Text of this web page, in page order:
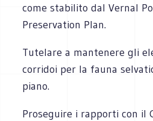
come stabilito dal Vernal
Preservation Plan.
Tutelare a mantenere gli
corridoi per la fauna
piano.
Proseguire i rapporti con il